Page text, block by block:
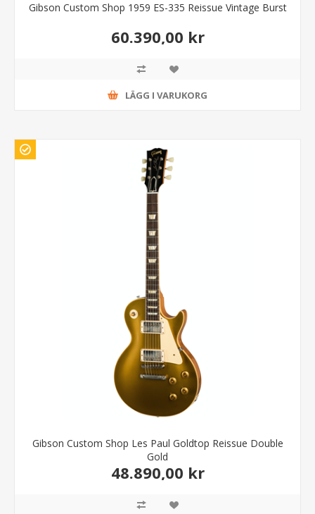
Gibson Custom Shop 1959 ES-335 Reissue Vintage Burst
60.390,00 kr
LÄGG I VARUKORG
Gibson Custom Shop Les Paul Goldtop Reissue Double
Gold
48.890,00 kr